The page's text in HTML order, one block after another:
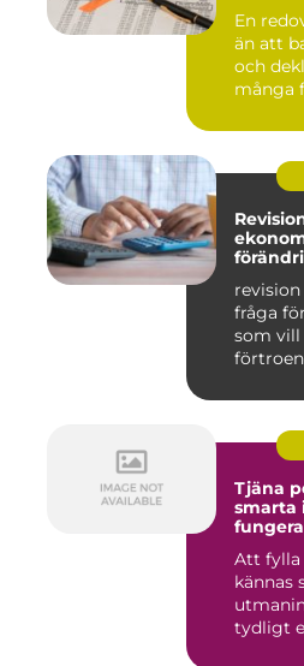
En
än att
och
många
Revision
revision
fråga
som vill
Tjäna
smarta
Att fylla
kännas